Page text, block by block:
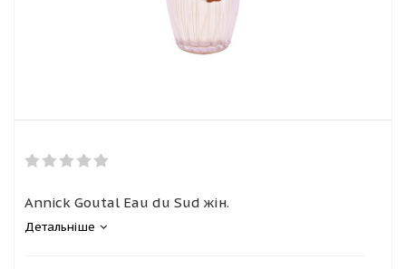
Annick Goutal Eau du Sud жін.
Детальніше